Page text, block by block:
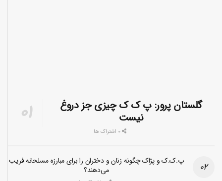
گلستان پرور: پ ک ک چیزی جز دروغ
نیست
پ.ک.ک و پژاک چگونه زنان و دختران را برای مبارزه مسلحانه فریب
می‌دهند؟